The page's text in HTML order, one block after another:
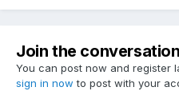
Join the conversation
You can post now and register
sign in now to post with your